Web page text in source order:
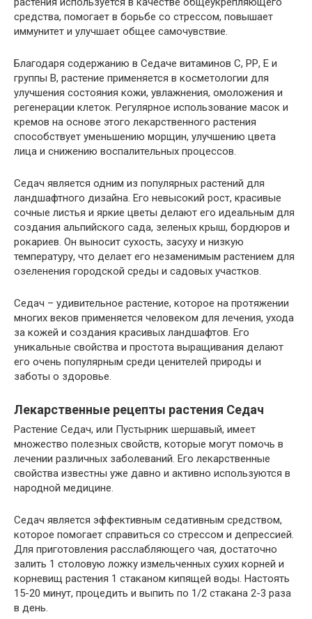
средства, помогает в борьбе со стрессом, повышает
иммунитет и улучшает общее самочувствие.
Благодаря содержанию в Седаче витаминов С, РР, Е и
группы В, растение применяется в косметологии для
улучшения состояния кожи, увлажнения, омоложения и
регенерации клеток. Регулярное использование масок и
кремов на основе этого лекарственного растения
способствует уменьшению морщин, улучшению цвета
лица и снижению воспалительных процессов.
Седач является одним из популярных растений для
ландшафтного дизайна. Его невысокий рост, красивые
сочные листья и яркие цветы делают его идеальным для
создания альпийского сада, зеленых крыш, бордюров и
рокариев. Он выносит сухость, засуху и низкую
температуру, что делает его незаменимым растением для
озеленения городской среды и садовых участков.
Седач – удивительное растение, которое на протяжении
многих веков применяется человеком для лечения, ухода
за кожей и создания красивых ландшафтов. Его
уникальные свойства и простота выращивания делают
его очень популярным среди ценителей природы и
заботы о здоровье.
Лекарственные рецепты растения Седач
Растение Седач, или Пустырник шершавый, имеет
множество полезных свойств, которые могут помочь в
лечении различных заболеваний. Его лекарственные
свойства известны уже давно и активно используются в
народной медицине.
Седач является эффективным седативным средством,
которое помогает справиться со стрессом и депрессией.
Для приготовления расслабляющего чая, достаточно
залить 1 столовую ложку измельченных сухих корней и
корневищ растения 1 стаканом кипящей воды. Настоять
15-20 минут, процедить и выпить по 1/2 стакана 2-3 раза
в день.